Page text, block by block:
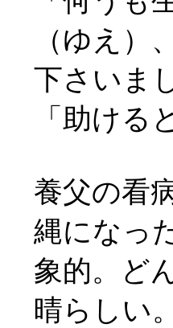
（ゆえ
下さいま
「助ける
養父の看
縄になっ
象的。ど
晴らしい